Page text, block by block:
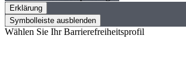
Erklärung
Symbolleiste ausblenden
Wählen Sie Ihr Barrierefreiheitsprofil